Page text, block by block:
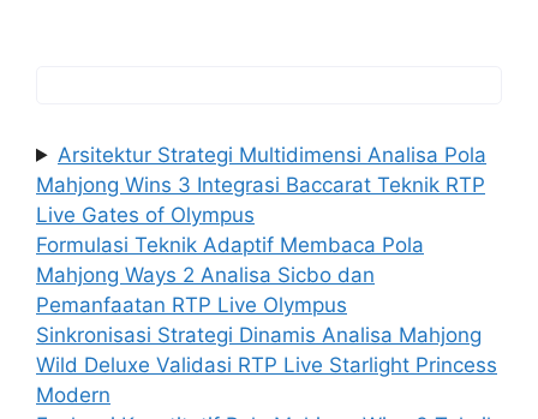
Arsitektur Strategi Multidimensi Analisa Pola
Mahjong Wins 3 Integrasi Baccarat Teknik RTP
Live Gates of Olympus
Formulasi Teknik Adaptif Membaca Pola
Mahjong Ways 2 Analisa Sicbo dan
Pemanfaatan RTP Live Olympus
Sinkronisasi Strategi Dinamis Analisa Mahjong
Wild Deluxe Validasi RTP Live Starlight Princess
Modern